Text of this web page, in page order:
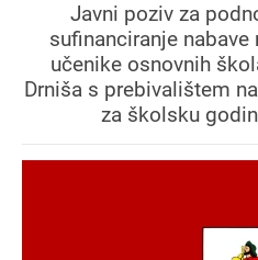
Javni poziv za
sufinanciranje
učenike osnovnih
Drniša s prebivalištem
za školsku